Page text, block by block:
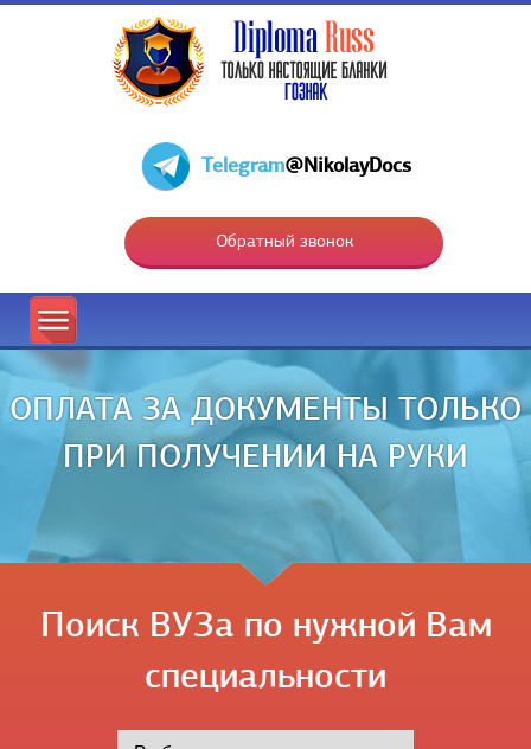
Telegram@NikolayDocs
Обратный звонок
ОПЛАТА ЗА ДОКУМЕНТЫ ТОЛЬКО
ПРИ ПОЛУЧЕНИИ НА РУКИ
Поиск ВУЗа по нужной Вам
специальности